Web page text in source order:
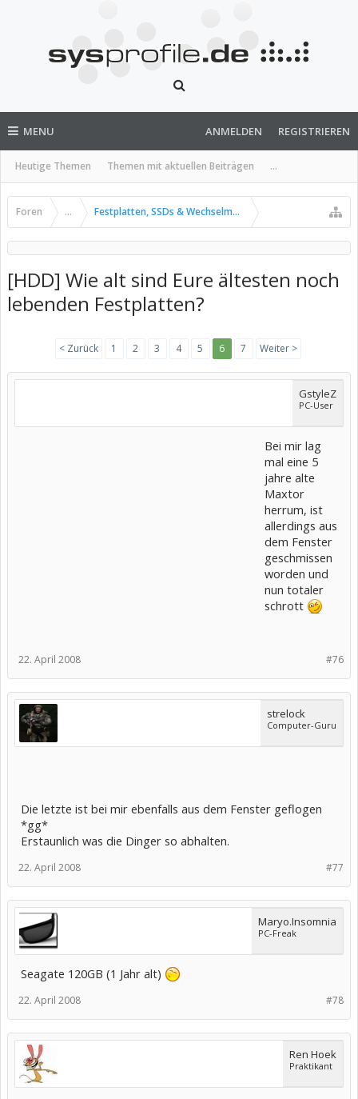
MENU
Heutige Themen Themen mit aktuellen Beiträgen ...
ANMELDEN REGISTRIEREN
Foren ... Festplatten, SSDs & Wechselmedien
[HDD] Wie alt sind Eure ältesten noch
lebenden Festplatten?
< Zurück 1 2 3 4 5 6 7 Weiter >
GstyleZ
PC-User
Bei mir lag
mal eine 5
jahre alte
Maxtor
herrum, ist
allerdings aus
dem Fenster
geschmissen
worden und
nun totaler
schrott
#76
22. April 2008
strelock
Computer-Guru
Die letzte ist bei mir ebenfalls aus dem Fenster geflogen
*gg*
Erstaunlich was die Dinger so abhalten.
#77
22. April 2008
Maryo.Insomnia
PC-Freak
Seagate 120GB (1 Jahr alt)
#78
22. April 2008
Ren Hoek
Praktikant